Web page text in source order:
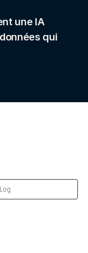
une IA
qui